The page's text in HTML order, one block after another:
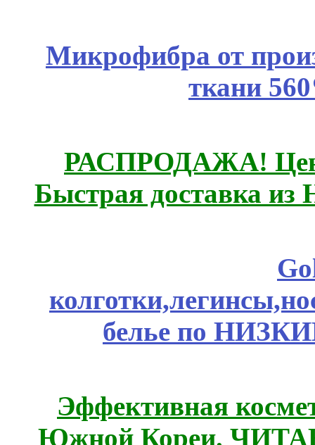
Микрофибра от
ткани
РАСПРОДАЖА!
Быстрая доставка из
белье по
Эффективная
Южной Кореи.